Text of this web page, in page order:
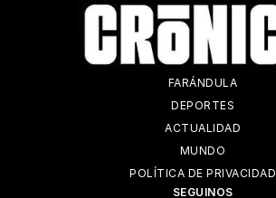
FARÁNDULA
DEPORTES
ACTUALIDAD
MUNDO
POLÍTICA DE PRIVACIDAD
SEGUINOS